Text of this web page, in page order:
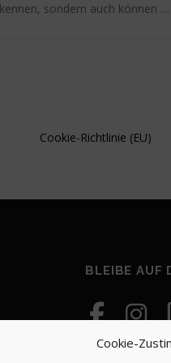
Cookie-
kennen, sondern auch können …
Cookie-Richtlinie (EU)
BLEIBE AUF